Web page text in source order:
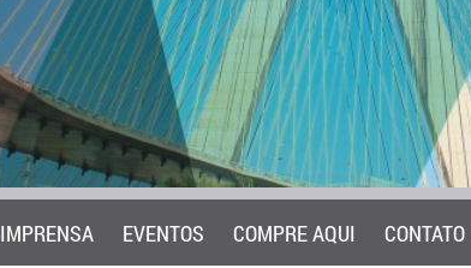
IMPRENSA EVENTOS COMPRE AQUI CONTATO